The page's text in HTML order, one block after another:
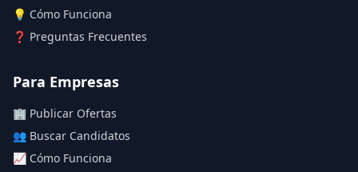
💡 Cómo Funciona
❓ Preguntas Frecuentes
Para Empresas
🏢 Publicar Ofertas
👥 Buscar Candidatos
📈 Cómo Funciona